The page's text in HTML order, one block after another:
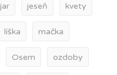
jar jeseň kvety
líška mačka
Osem ozdoby